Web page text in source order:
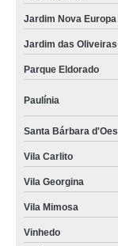
calandra tubo
venda de calandra
calandra tubo Alto de
calandra hidráulica
Jardim Nova Europa
Jardim das Oliveiras
Parque Eldorado
Paulínia
Santa Bárbara
Vila Carlito
Vila Georgina
Vila Mimosa
Vinhedo